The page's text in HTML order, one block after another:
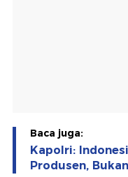
Baca juga:
Kapolri:
Produsen,